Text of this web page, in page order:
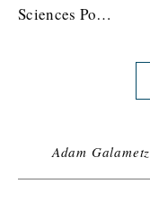
Sciences Po…
Adam Galametz